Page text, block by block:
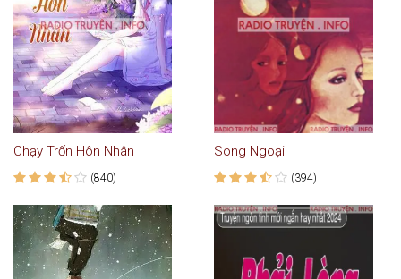
Chạy Trốn Hôn Nhân
(840)
Song Ngoại
(394)